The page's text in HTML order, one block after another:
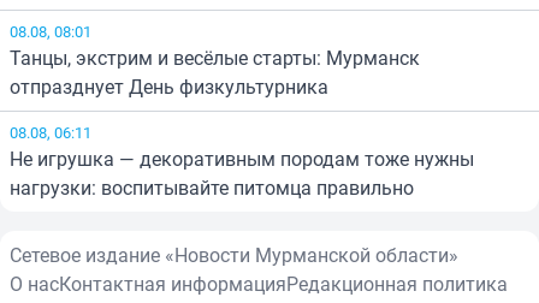
08.08, 08:01
Танцы, экстрим и весёлые старты: Мурманск
отпразднует День физкультурника
08.08, 06:11
Не игрушка — декоративным породам тоже нужны
нагрузки: воспитывайте питомца правильно
Сетевое издание «Новости Мурманской области»
О насКонтактная информацияРедакционная политика